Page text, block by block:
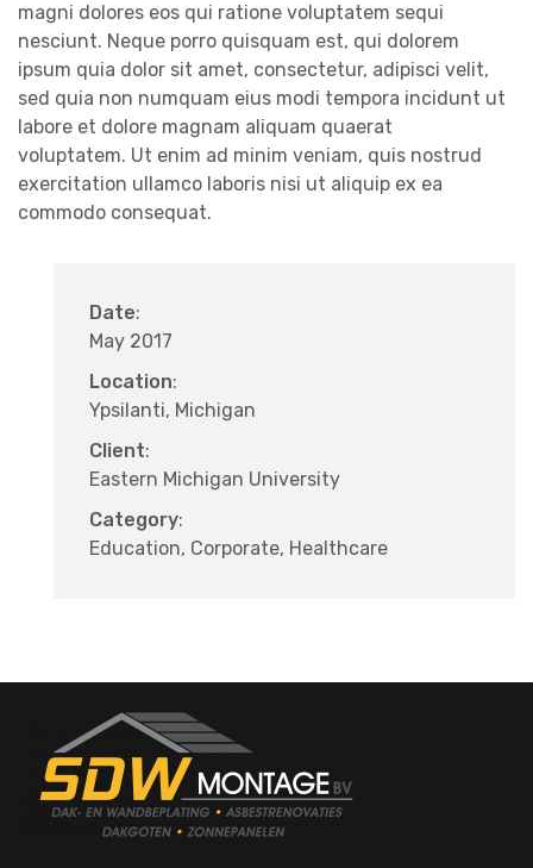
magni dolores eos qui ratione voluptatem sequi
nesciunt. Neque porro quisquam est, qui dolorem
ipsum quia dolor sit amet, consectetur, adipisci velit,
sed quia non numquam eius modi tempora incidunt ut
labore et dolore magnam aliquam quaerat
voluptatem. Ut enim ad minim veniam, quis nostrud
exercitation ullamco laboris nisi ut aliquip ex ea
commodo consequat.
Date:
May 2017
Location:
Ypsilanti, Michigan
Client:
Eastern Michigan University
Category:
Education, Corporate, Healthcare